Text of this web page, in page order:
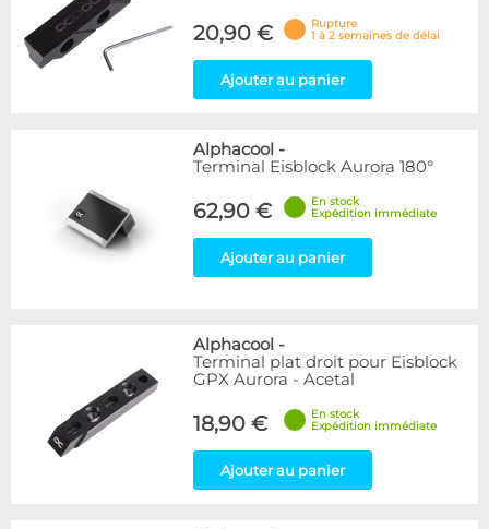
20,90 €
Rupture
1 à 2 semaines de délai
Ajouter au panier
Alphacool -
Terminal Eisblock Aurora 180°
62,90 €
En stock
Expédition immédiate
Ajouter au panier
Alphacool -
Terminal plat droit pour Eisblock
GPX Aurora - Acetal
18,90 €
En stock
Expédition immédiate
Ajouter au panier